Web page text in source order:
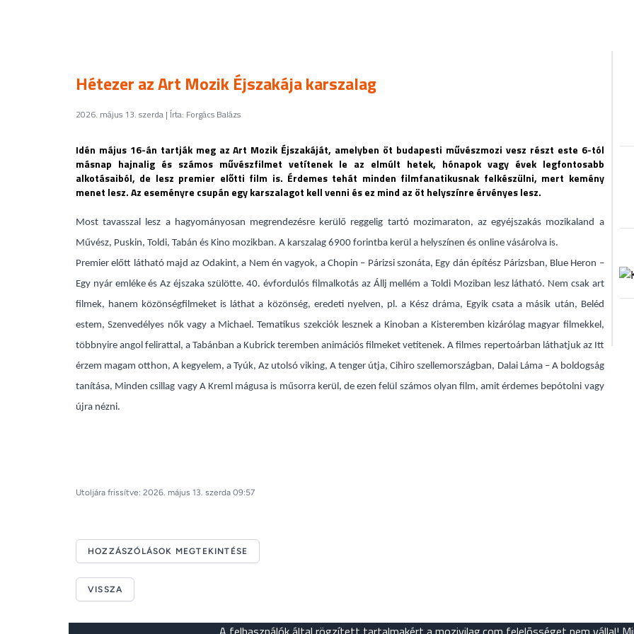
Hétezer az Art Mozik Éjszakája karszalag
2026. május 13. szerda | Írta: Forgács Balázs
Idén május 16-án tartják meg az Art Mozik Éjszakáját, amelyben öt budapesti művészmozi vesz részt este 6-tól
másnap hajnalig és számos művészfilmet vetítenek le az elmúlt hetek, hónapok vagy évek legfontosabb
alkotásaiból, de lesz premier előtti film is. Érdemes tehát minden filmfanatikusnak felkészülni, mert kemény
menet lesz. Az eseményre csupán egy karszalagot kell venni és ez mind az öt helyszínre érvényes lesz.
Most tavasszal lesz a hagyományosan megrendezésre kerülő reggelig tartó mozimaraton, az egyéjszakás mozikaland a
Művész, Puskin, Toldi, Tabán és Kino mozikban. A karszalag 6900 forintba kerül a helyszínen és online vásárolva is.
Premier előtt látható majd az Odakint, a Nem én vagyok, a Chopin – Párizsi szonáta, Egy dán építész Párizsban, Blue Heron –
Egy nyár emléke és Az éjszaka szülötte. 40. évfordulós filmalkotás az Állj mellém a Toldi Moziban lesz látható. Nem csak art
filmek, hanem közönségfilmeket is láthat a közönség, eredeti nyelven, pl. a Kész dráma, Egyik csata a másik után, Beléd
estem, Szenvedélyes nők vagy a Michael. Tematikus szekciók lesznek a Kinoban a Kisteremben kizárólag magyar filmekkel,
többnyire angol felirattal, a Tabánban a Kubrick teremben animációs filmeket vetítenek. A filmes repertoárban láthatjuk az Itt
érzem magam otthon, A kegyelem, a Tyúk, Az utolsó viking, A tenger útja, Cihiro szellemországban, Dalai Láma – A boldogság
tanítása, Minden csillag vagy A Kreml mágusa is műsorra kerül, de ezen felül számos olyan film, amit érdemes bepótolni vagy
újra nézni.
Utoljára frissítve: 2026. május 13. szerda 09:57
HOZZÁSZÓLÁSOK MEGTEKINTÉSE
VISSZA